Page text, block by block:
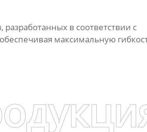
в соответствии с
максимальную